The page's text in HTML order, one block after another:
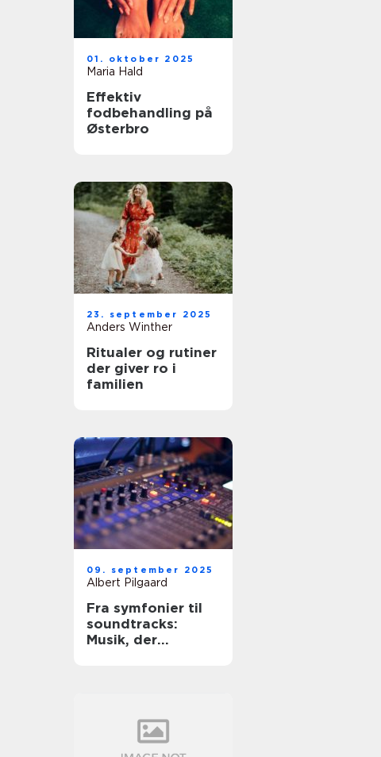
01. oktober 2025
Maria Hald
Effektiv
fodbehandling på
Østerbro
23. september 2025
Anders Winther
Ritualer og rutiner
der giver ro i
familien
09. september 2025
Albert Pilgaard
Fra symfonier til
soundtracks:
Musik, der